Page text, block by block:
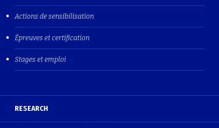
Actions de sensibilisation
Épreuves et certification
Stages et emploi
RESEARCH